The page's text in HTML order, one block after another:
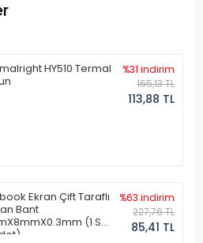
HY510 Termal
%31 indirim
165,13 TL
113,88 TL
Ekran Çift Taraflı
Bant
(1 Set
%63 indirim
227,76 TL
85,41 TL